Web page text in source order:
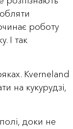
роботу
І так
Kverneland
на кукурудзі,
доки не